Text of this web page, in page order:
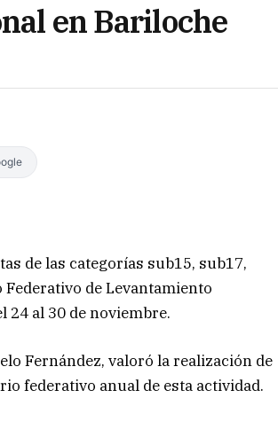
en Bariloche
de las categorías sub15, sub17,
de Levantamiento
24 al 30 de noviembre.
Fernández, valoró la realización de
federativo anual de esta actividad.